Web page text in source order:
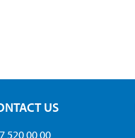
US
520 00 00